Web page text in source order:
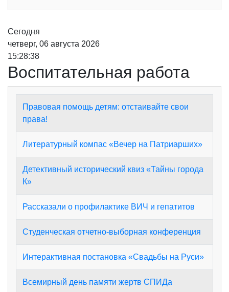
Сегодня
четверг, 06 августа 2026
15:28:38
Воспитательная работа
Правовая помощь детям: отстаивайте свои
права!
Литературный компас «Вечер на Патриарших»
Детективный исторический квиз «Тайны города
К»
Рассказали о профилактике ВИЧ и гепатитов
Студенческая отчетно-выборная конференция
Интерактивная постановка «Свадьбы на Руси»
Всемирный день памяти жертв СПИДа